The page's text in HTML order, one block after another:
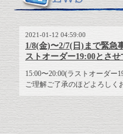
2021-01-12 04:59:00
1/8(金)〜2/7(日)まで緊急
ストオーダー19:00とさ
15:00〜20:00(ラストオーダー
ご理解ご了承のほどよろしく